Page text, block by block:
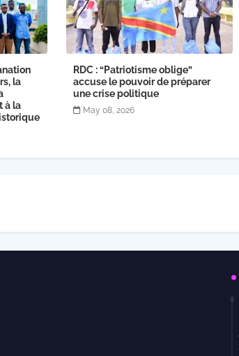
la
à la
RDC : “Patriotisme oblige”
accuse le pouvoir de préparer
une crise politique
May 08, 2026